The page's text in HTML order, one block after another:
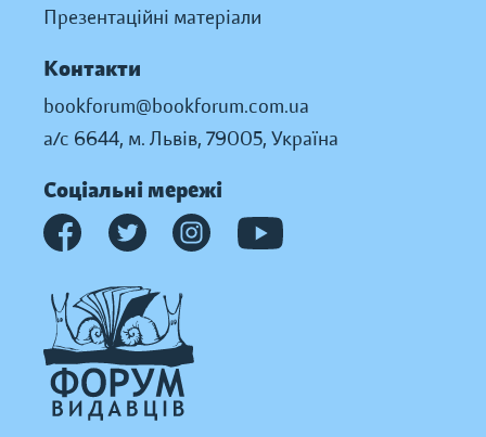
Презентаційні матеріали
Контакти
bookforum@bookforum.com.ua
а/с 6644, м. Львів, 79005, Україна
Соціальні мережі